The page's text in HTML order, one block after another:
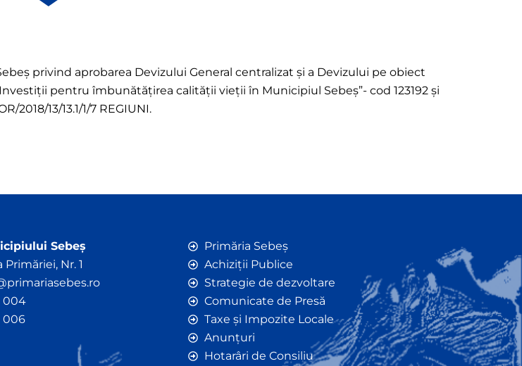
privind aprobarea Devizului General centralizat și a Devizului pe obiect
pentru îmbunătățirea calității vieții în Municipiul Sebeș”- cod 123192 și
13/13.1/1/7 REGIUNI.
Sebeș
Primăriei, Nr. 1
004
006
Primăria Sebeș
Achiziții Publice
Strategie de dezvoltare
Comunicate de Presă
Taxe și Impozite Locale
Anunțuri
Hotarâri de Consiliu